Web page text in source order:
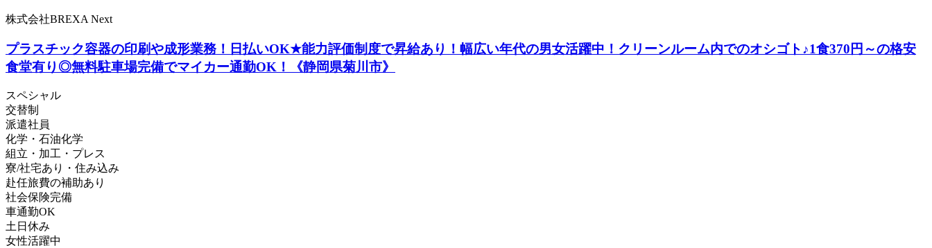
株式会社BREXA Next
プラスチック容器の印刷や成形業務！日払いOK★能力評価制度で昇給あり！幅広い年代の男女活躍中！クリーンルーム内でのオシゴト♪1食370円～の格安
食堂有り◎無料駐車場完備でマイカー通勤OK！《静岡県菊川市》
スペシャル
交替制
派遣社員
化学・石油化学
組立・加工・プレス
寮/社宅あり・住み込み
赴任旅費の補助あり
社会保険完備
車通勤OK
土日休み
女性活躍中